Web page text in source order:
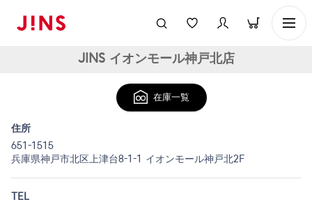
JINS イオンモール神戸北店
在庫一覧
住所
651-1515
兵庫県神戸市北区上津台8-1-1 イオンモール神戸北2F
TEL